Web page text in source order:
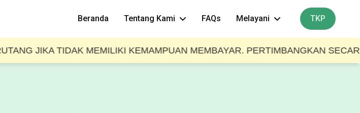
Beranda Tentang Kami FAQs Melayani TKP
MEMILIKI KEMAMPUAN MEMBAYAR. PERTIMBANGKAN SECARA BIJAK